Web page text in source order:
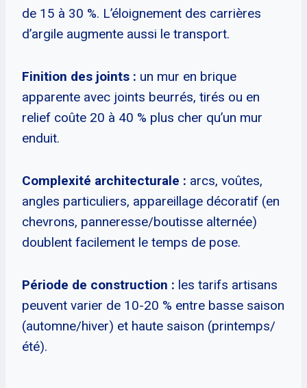
de 15 à 30 %. L’éloignement des carrières
d’argile augmente aussi le transport.
Finition des joints : un mur en brique
apparente avec joints beurrés, tirés ou en
relief coûte 20 à 40 % plus cher qu’un mur
enduit.
Complexité architecturale : arcs, voûtes,
angles particuliers, appareillage décoratif (en
chevrons, panneresse/boutisse alternée)
doublent facilement le temps de pose.
Période de construction : les tarifs artisans
peuvent varier de 10-20 % entre basse saison
(automne/hiver) et haute saison (printemps/
été).